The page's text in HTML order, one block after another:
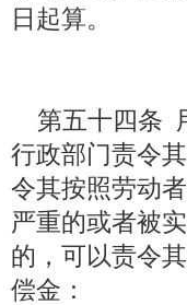
日起算。
第五十四条
行政部门责令
令其按照劳动
严重的或者被
的，可以责令
偿金：